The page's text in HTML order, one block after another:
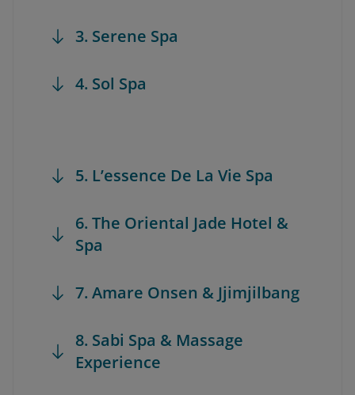
3. Serene Spa
4. Sol Spa
5. L’essence De La Vie Spa
6. The Oriental Jade Hotel &
Spa
7. Amare Onsen & Jjimjilbang
8. Sabi Spa & Massage
Experience